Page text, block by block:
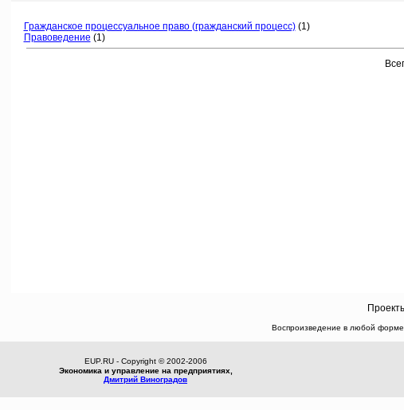
Гражданское процессуальное право (гражданский процесс)(1)
Правоведение (1)
Воспроизведение в любой форме
EUP.RU - Copyright © 2002-2006
Экономика и управление на предприятиях,
Дмитрий Виноградов